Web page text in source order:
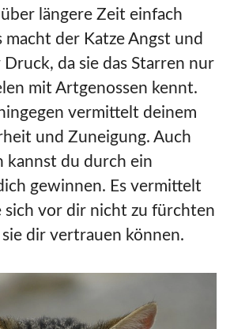
längere Zeit einfach
macht der Katze Angst und
da sie das Starren nur
mit Artgenossen kennt.
vermittelt deinem
und Zuneigung. Auch
kannst du durch ein
gewinnen. Es vermittelt
sich vor dir nicht zu fürchten
dir vertrauen können.